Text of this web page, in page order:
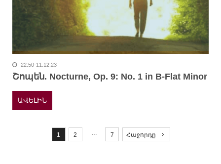
22:50-11.12.23
Շոպեն. Nocturne, Op. 9: No. 1 in B-Flat Minor
ԱՎԵԼԻՆ
1 2 … 7 Հաջորդը